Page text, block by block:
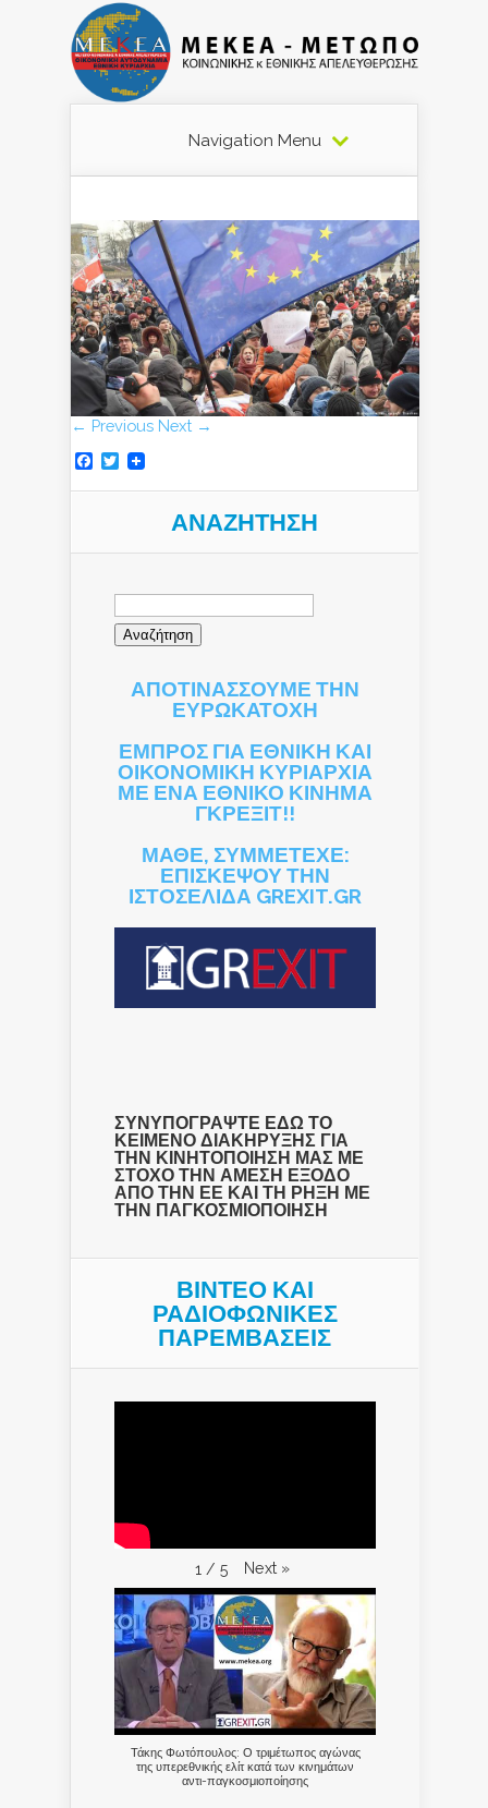
Navigation Menu
← Previous Next →
Facebook
Twitter
ΑΝΑΖΉΤΗΣΗ
Αναζήτηση
ΑΠΟΤΙΝΑΣΣΟΥΜΕ ΤΗΝ
ΕΥΡΩΚΑΤΟΧΗ
ΕΜΠΡΟΣ ΓΙΑ ΕΘΝΙΚΗ ΚΑΙ
ΟΙΚΟΝΟΜΙΚΗ ΚΥΡΙΑΡΧΙΑ
ΜΕ ΕΝΑ ΕΘΝΙΚΟ ΚΙΝΗΜΑ
ΓΚΡΕΞΙΤ!!
ΜΑΘΕ, ΣΥΜΜΕΤΕΧΕ:
ΕΠΙΣΚΕΨΟΥ ΤΗΝ
ΙΣΤΟΣΕΛΙΔΑ GREXIT.GR
ΣΥΝΥΠΟΓΡΑΨΤΕ ΕΔΩ ΤΟ
ΚΕΙΜΕΝΟ ΔΙΑΚΗΡΥΞΗΣ ΓΙΑ
ΤΗΝ ΚΙΝΗΤΟΠΟΙΗΣΗ ΜΑΣ ΜΕ
ΣΤΟΧΟ ΤΗΝ ΑΜΕΣΗ ΕΞΟΔΟ
ΑΠΟ ΤΗΝ ΕΕ ΚΑΙ ΤΗ ΡΗΞΗ ΜΕ
ΤΗΝ ΠΑΓΚΟΣΜΙΟΠΟΙΗΣΗ
ΒΙΝΤΕΟ ΚΑΙ
ΡΑΔΙΟΦΩΝΙΚΕΣ
ΠΑΡΕΜΒΑΣΕΙΣ
1 / 5 Next »
Τάκης Φωτόπουλος: Ο τριμέτωπος αγώνας
της υπερεθνικής ελίτ κατά των κινημάτων
αντι-παγκοσμιοποίησης